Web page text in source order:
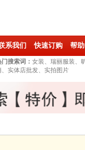
系我们 快速订购 帮
门搜索词： 女装、瑞丽服装、
、实体店批发、实拍图片